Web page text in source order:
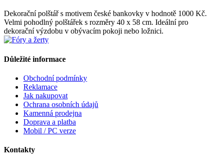
Dekorační polštář s motivem české bankovky v hodnotě 1000 Kč.
Velmi pohodlný polštářek s rozměry 40 x 58 cm. Ideální pro
dekorační výzdobu v obývacím pokoji nebo ložnici.
Důležité informace
Obchodní podmínky
Reklamace
Jak nakupovat
Ochrana osobních údajů
Kamenná prodejna
Doprava a platba
Mobil / PC verze
Kontakty